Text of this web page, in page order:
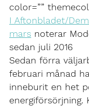
color=””
I Aftonbladet/
mars noterar
sedan juli 2016
Sedan förra
februari månad
inneburit en het
energiförsörjning.